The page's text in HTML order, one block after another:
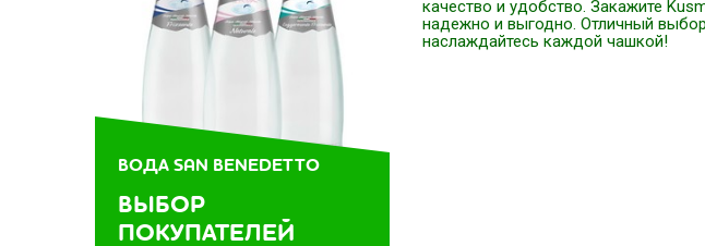
качество и удобство. Закажите
надежно и выгодно. Отличный
наслаждайтесь каждой чашкой!
ВОДА SAN BENEDETTO
ВЫБОР
ПОКУПАТЕЛЕЙ